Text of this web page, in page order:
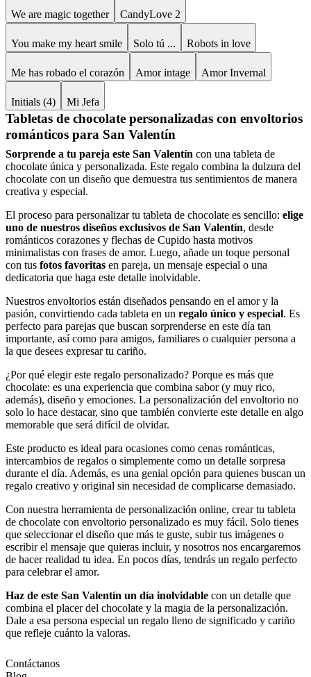
We are magic together CandyLove 2
You make my heart smile Solo tú ... Robots in love
Me has robado el corazón Amor intage Amor Invernal
Initials (4) Mi Jefa
Tabletas de chocolate personalizadas con envoltorios
románticos para San Valentín
Sorprende a tu pareja este San Valentín con una tableta de
chocolate única y personalizada. Este regalo combina la dulzura del
chocolate con un diseño que demuestra tus sentimientos de manera
creativa y especial.
El proceso para personalizar tu tableta de chocolate es sencillo: elige
uno de nuestros diseños exclusivos de San Valentín, desde
románticos corazones y flechas de Cupido hasta motivos
minimalistas con frases de amor. Luego, añade un toque personal
con tus fotos favoritas en pareja, un mensaje especial o una
dedicatoria que haga este detalle inolvidable.
Nuestros envoltorios están diseñados pensando en el amor y la
pasión, convirtiendo cada tableta en un regalo único y especial. Es
perfecto para parejas que buscan sorprenderse en este día tan
importante, así como para amigos, familiares o cualquier persona a
la que desees expresar tu cariño.
¿Por qué elegir este regalo personalizado? Porque es más que
chocolate: es una experiencia que combina sabor (y muy rico,
además), diseño y emociones. La personalización del envoltorio no
solo lo hace destacar, sino que también convierte este detalle en algo
memorable que será difícil de olvidar.
Este producto es ideal para ocasiones como cenas románticas,
intercambios de regalos o simplemente como un detalle sorpresa
durante el día. Además, es una genial opción para quienes buscan un
regalo creativo y original sin necesidad de complicarse demasiado.
Con nuestra herramienta de personalización online, crear tu tableta
de chocolate con envoltorio personalizado es muy fácil. Solo tienes
que seleccionar el diseño que más te guste, subir tus imágenes o
escribir el mensaje que quieras incluir, y nosotros nos encargaremos
de hacer realidad tu idea. En pocos días, tendrás un regalo perfecto
para celebrar el amor.
Haz de este San Valentín un día inolvidable con un detalle que
combina el placer del chocolate y la magia de la personalización.
Dale a esa persona especial un regalo lleno de significado y cariño
que refleje cuánto la valoras.
Contáctanos